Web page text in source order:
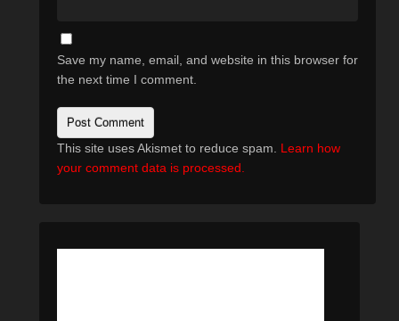
Save my name, email, and website in this browser for
the next time I comment.
This site uses Akismet to reduce spam. Learn how
your comment data is processed.